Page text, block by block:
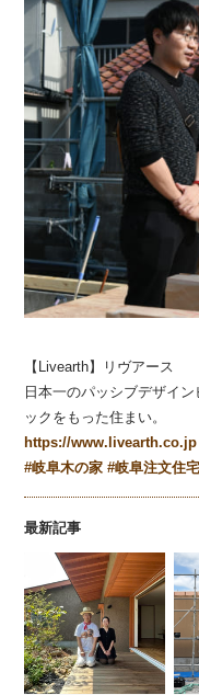
【Livearth】リヴアース
日本一のパッシブデザイ
ックをもった住まい。
https://www.livearth.co.jp
#岐阜木の家 #岐阜注文住宅
最新記事